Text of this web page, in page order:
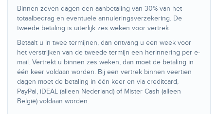
Binnen zeven dagen een aanbetaling van 30% van het
totaalbedrag en eventuele annuleringsverzekering. De
tweede betaling is uiterlijk zes weken voor vertrek.
Betaalt u in twee termijnen, dan ontvang u een week voor
het verstrijken van de tweede termijn een herinnering per e-
mail. Vertrekt u binnen zes weken, dan moet de betaling in
één keer voldaan worden. Bij een vertrek binnen veertien
dagen moet de betaling in één keer en via creditcard,
PayPal, iDEAL (alleen Nederland) of Mister Cash (alleen
België) voldaan worden.